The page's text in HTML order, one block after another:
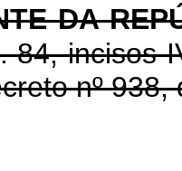
DA
84, incisos
nº